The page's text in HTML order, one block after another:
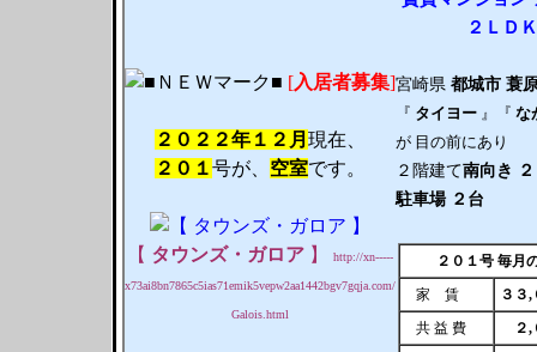
[入居者募集]
２０２２年１２月現在、
２０１号が、 空室です。
【 タウンズ・ガロア 】 http://xn-----
x73ai8bn7865c5ias71emik5vepw2aa1442bgv7gqja.com/
Galois.html
２ＬＤ
宮崎県都城市 蓑
『 タイヨー 』『な
が 目の前にあり
２階建て南向き
駐車場 ２台
２０１号 毎月
家 賃
３３
共 益 費
２